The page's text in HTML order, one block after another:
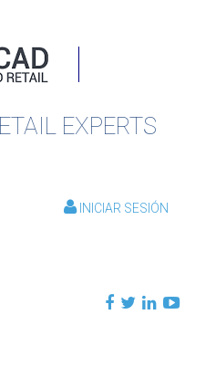
EXPERTS
INICIAR SESIÓN